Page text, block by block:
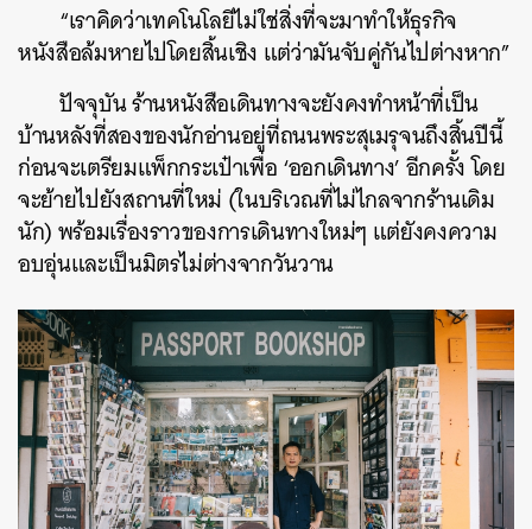
“เราคิดว่าเทคโนโลยีไม่ใช่สิ่งที่จะมาทำให้ธุรกิจ
หนังสือล้มหายไปโดยสิ้นเชิง แต่ว่ามันจับคู่กันไปต่างหาก”
ปัจจุบัน ร้านหนังสือเดินทางจะยังคงทำหน้าที่เป็น
บ้านหลังที่สองของนักอ่านอยู่ที่ถนนพระสุเมรุจนถึงสิ้นปีนี้
ก่อนจะเตรียมแพ็กกระเป๋าเพื่อ ‘ออกเดินทาง’ อีกครั้ง โดย
จะย้ายไปยังสถานที่ใหม่ (ในบริเวณที่ไม่ไกลจากร้านเดิม
นัก) พร้อมเรื่องราวของการเดินทางใหม่ๆ แต่ยังคงความ
อบอุ่นและเป็นมิตรไม่ต่างจากวันวาน